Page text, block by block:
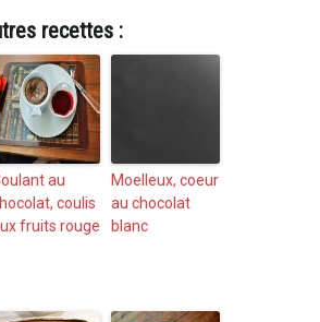
recettes :
au
coulis
fruits rouge
Moelleux, coeur
au chocolat
blanc